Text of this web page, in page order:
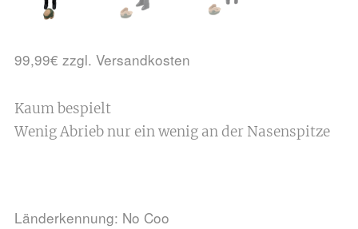
99,99€ zzgl. Versandkosten
Kaum bespielt
Wenig Abrieb nur ein wenig an der Nasenspitze
Länderkennung: No Coo